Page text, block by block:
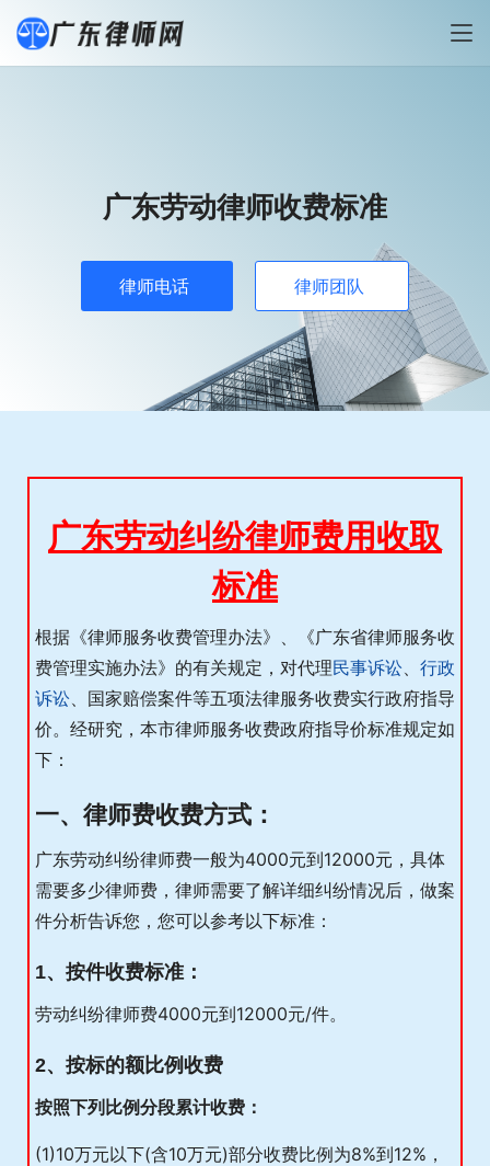
广东劳动律师收费标准
律师电话 律师团队
广东劳动纠纷律师费用收取
标准
根据《律师服务收费管理办法》、《广东省律师服务收
费管理实施办法》的有关规定，对代理民事诉讼
行政
诉讼 、国家赔偿案件等五项法律服务收费实行政府指导
价。经研究，本市律师服务收费政府指导价标准规定如
下：
一、律师费收费方式：
广东劳动纠纷律师费一般为4000元到12000元，具体
需要多少律师费，律师需要了解详细纠纷情况后，做案
件分析告诉您，您可以参考以下标准：
1、按件收费标准：
劳动纠纷律师费4000元到12000元/件。
2、按标的额比例收费
按照下列比例分段累计收费：
(1)10万元以下(含10万元)部分收费比例为8%到12%，